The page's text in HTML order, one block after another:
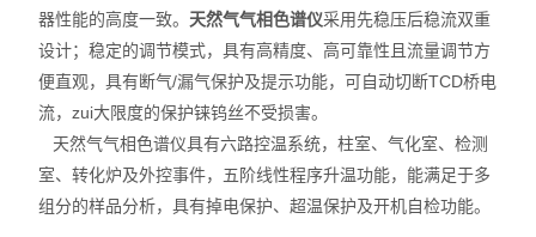
器性能的高度一致。 天然气气相色谱仪采用先稳压后稳流双重
设计；稳定的调节模式，具有高精度、高可靠性且流量调节方
便直观，具有断气/漏气保护及提示功能，可自动切断TCD桥电
流，zui大限度的保护铼钨丝不受损害。
天然气气相色谱仪具有六路控温系统，柱室、气化室、检测
室、转化炉及外控事件，五阶线性程序升温功能，能满足于多
组分的样品分析，具有掉电保护、超温保护及开机自检功能。